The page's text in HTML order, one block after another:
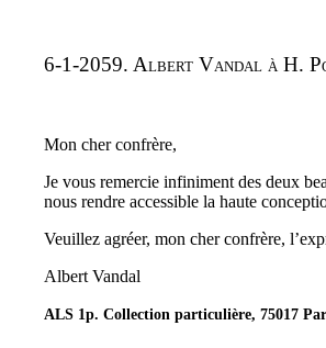
6-1-2059. Albert Vandal à H.
Mon cher confrère,
Je vous remercie infiniment des deux
nous rendre accessible la haute
Veuillez agréer, mon cher confrère,
Albert Vandal
ALS 1p. Collection particulière, 75017